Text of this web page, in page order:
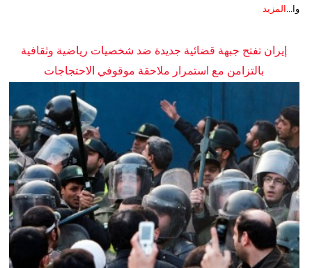
وا... المزيد
إيران تفتح جبهة قضائية جديدة ضد شخصيات رياضية وثقافية
بالتزامن مع استمرار ملاحقة موقوفي الاحتجاجات